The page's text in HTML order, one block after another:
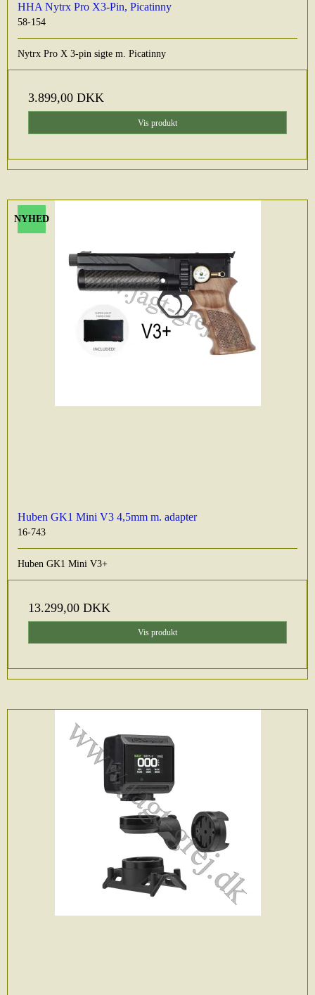
HHA Nytrx Pro X3-Pin, Picatinny
58-154
Nytrx Pro X 3-pin sigte m. Picatinny
3.899,00 DKK
Vis produkt
NYHED
Huben GK1 Mini V3 4,5mm m. adapter
16-743
Huben GK1 Mini V3+
13.299,00 DKK
Vis produkt